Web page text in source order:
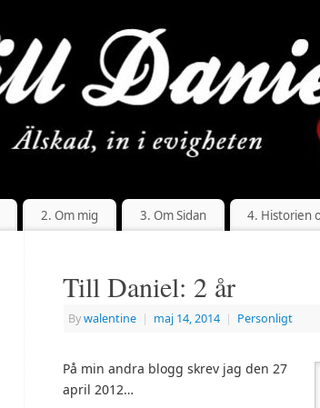
2. Om mig 3. Om Sidan 4. Historien
Till Daniel: 2 år
Bywalentine | maj 14, 2014 | Personligt
På min andra blogg skrev jag den 27
april 2012…